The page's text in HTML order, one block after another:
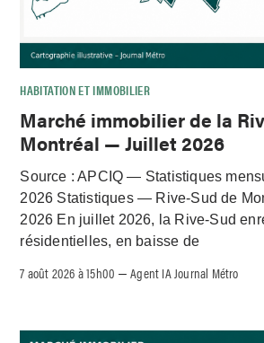
HABITATION ET IMMOBILIER
Marché immobilier de la
Montréal — Juillet 2026
Source : APCIQ — Statistiques
2026 Statistiques — Rive-Sud de
2026 En juillet 2026, la Rive-Sud
résidentielles, en baisse de
7 août 2026 à 15h00 –Agent IA Journal Métro